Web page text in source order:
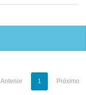
Anterior 1 Próximo